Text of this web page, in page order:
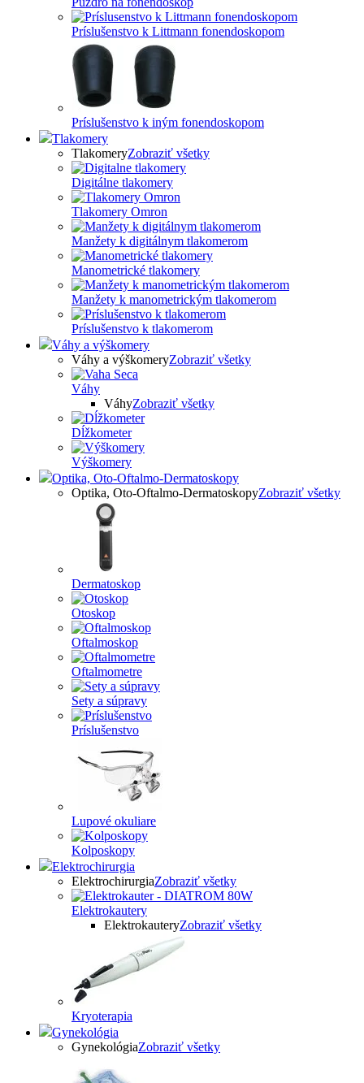
Príslušenstvo k Littmann fonendoskopom
Príslušenstvo k iným fonendoskopom
Tlakomery
TlakomeryZobraziť všetky
Digitálne tlakomery
Tlakomery Omron
Manžety k digitálnym tlakomerom
Manometrické tlakomery
Manžety k manometrickým tlakomerom
Príslušenstvo k tlakomerom
Váhy a výškomery
Váhy a výškomeryZobraziť všetky
Váhy
VáhyZobraziť všetky
Dĺžkometer
Výškomery
Optika, Oto-Oftalmo-Dermatoskopy
Optika, Oto-Oftalmo-DermatoskopyZobraziť všetky
Dermatoskop
Otoskop
Oftalmoskop
Oftalmometre
Sety a súpravy
Príslušenstvo
Lupové okuliare
Kolposkopy
Elektrochirurgia
ElektrochirurgiaZobraziť všetky
Elektrokautery
ElektrokauteryZobraziť všetky
Kryoterapia
Gynekológia
GynekológiaZobraziť všetky